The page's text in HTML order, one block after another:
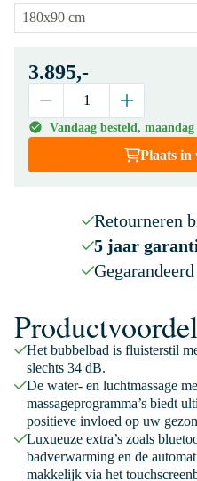
3.895,-
Vandaag besteld,
Plaats in
Retourneren
5 jaar
Het bubbelbad is fluisterstil
slechts 34 dB.
De water- en luchtmassage
massageprogramma’s biedt
positieve invloed op uw
Luxueuze extra’s zoals
badverwarming en de
makkelijk via het